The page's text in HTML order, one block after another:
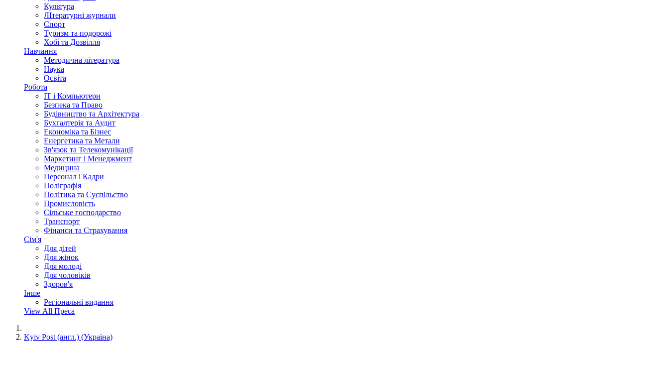
Культура
ЛІтературні журнали
Спорт
Туризм та подорожі
Хобі та Дозвілля
Навчання
Методична література
Наука
Освіта
Робота
IT і Компьютери
Безпека та Право
Будівництво та Архітектура
Бухгалтерія та Аудит
Економіка та Бізнес
Енергетика та Метали
Зв'язок та Телекомунікації
Маркетинг і Менеджмент
Медицина
Персонал і Кадри
Поліграфія
Політика та Суспільство
Промисловість
Сільське господарство
Транспорт
Фінанси та Страхування
Сім'я
Для дітей
Для жінок
Для молоді
Для чоловіків
Здоров'я
Інше
Регіональні видання
View All Преса
Kyiv Post (англ.) (Україна)